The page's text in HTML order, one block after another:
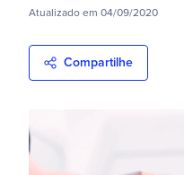
Atualizado em 04/09/2020
Compartilhe